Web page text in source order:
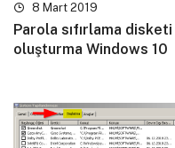
8 Mart 2019
Parola sıfırlama disketi
oluşturma Windows 10